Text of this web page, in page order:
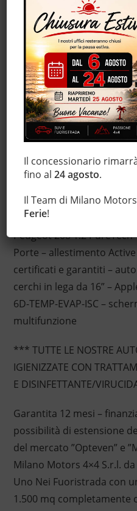
Autoradio digitale
Bluetooth
Chiusura centralizzata
Climatizzatore
Controllo trazione
Cruise Control
ESP
Immobilizzatore
Servosterzo
Specchietti laterali
Descrizione
Peugeot 208 1.2 PureTech
Porte – allestimento
certificati e garantiti –
cerchi in lega da 16” –
6D-TEMP-EVAP-ISC –
multifunzione
*** TUTTE LE NOSTRE
IGIENIZZATE CON
E DISINFETTANTE/
Garantita 12 mesi –
possibilità di estensione
del mercato ”Opteven” e
Milano Motors 4×4 S.r.l.
Uno Nei Fuoristrada con
1.500 mq completamente
Il concessionario
fino al24 agosto.
Il Team di Milano
Ferie!